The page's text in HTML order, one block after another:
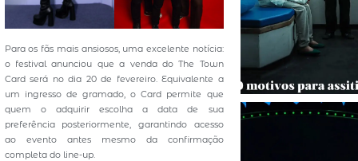
Para os fãs mais ansiosos, uma excelente notícia:
o festival anunciou que a venda do The Town
Card será no dia 20 de fevereiro. Equivalente a
um ingresso de gramado, o Card permite que
quem o adquirir escolha a data de sua
preferência posteriormente, garantindo acesso
ao evento antes mesmo da confirmação
completa do line-up.